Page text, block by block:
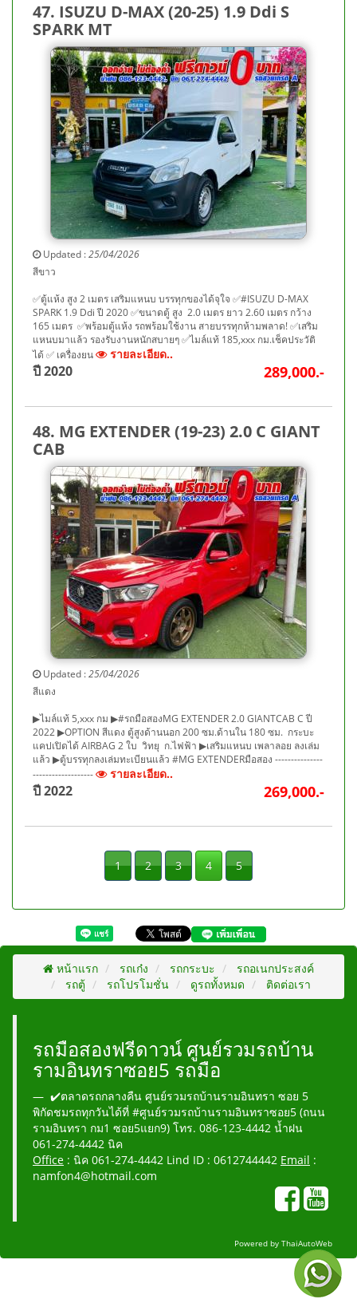
47. ISUZU D-MAX (20-25) 1.9 Ddi S
SPARK MT
Updated :25/04/2026
สีขาว
✅ตู้แห้ง สูง 2 เมตร เสริมแหนบ บรรทุกของได้จุใจ ✅#ISUZU D-MAX
SPARK 1.9 Ddi ปี 2020 ✅ขนาดตู้ สูง 2.0 เมตร ยาว 2.60 เมตร กว้าง
165 เมตร ✅พร้อมตู้แห้ง รถพร้อมใช้งาน สายบรรทุกห้ามพลาด! ✅เสริม
แหนบมาแล้ว รองรับงานหนักสบายๆ ✅ไมล์แท้ 185,xxx กม.เช็คประวัติ
ได้ ✅ เครื่องยน
รายละเอียด..
ปี 2020 289,000.-
48. MG EXTENDER (19-23) 2.0 C GIANT
CAB
Updated :25/04/2026
สีแดง
▶ไมล์แท้ 5,xxx กม ▶#รถมือสองMG EXTENDER 2.0 GIANTCAB C ปี
2022 ▶OPTION สีแดง ตู้สูงด้านนอก 200 ซม.ด้านใน 180 ซม. กระบะ
แคปเปิดได้ AIRBAG 2 ใบ วิทยุ ก.ไฟฟ้า ▶เสริมแหนบ เพลาลอย ลงเล่ม
แล้ว ▶ตู้บรรทุกลงเล่มทะเบียนแล้ว #MG EXTENDERมือสอง ---------------
-------------------
รายละเอียด..
ปี 2022 269,000.-
1 2 3 4 5
หน้าแรก รถเก๋ง รถกระบะ
รถอเนกประสงค์
รถตู้
รถโปรโมชั่น ดูรถทั้งหมด ติดต่อเรา
รถมือสองฟรีดาวน์ ศูนย์รวมรถบ้าน
รามอินทราซอย5 รถมือ
✔️ตลาดรถกลางคืน ศูนย์รวมรถบ้านรามอินทรา ซอย 5
พิกัดชมรถทุกวันได้ที่ #ศูนย์รวมรถบ้านรามอินทราซอย5 (ถนน
รามอินทรา กม1 ซอย5แยก9) โทร. 086-123-4442 น้ำฝน
061-274-4442 นิค
Office : นิค 061-274-4442 Lind ID : 0612744442 Email :
namfon4@hotmail.com
Powered by ThaiAutoWeb